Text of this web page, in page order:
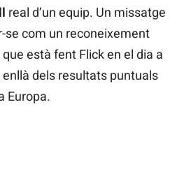
real d’un equip. Un missatge
se com un reconeixement
està fent Flick en el dia a
dels resultats puntuals
Europa.